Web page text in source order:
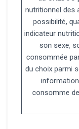
nutritionnel des
possibilité,
indicateur
son sexe,
consommée
du choix parmi
information
consomme